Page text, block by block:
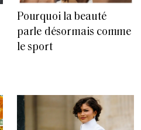
Pourquoi la beauté
parle désormais comme
le sport